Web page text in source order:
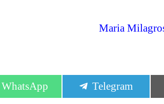
Maria
Compartir
en
WhatsApp
Compartir
en
Telegram